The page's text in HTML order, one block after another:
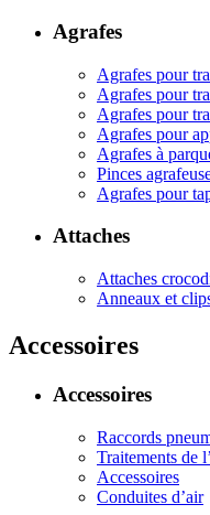
Agrafes
Agrafes pour
Agrafes pour
Agrafes pour
Agrafes pour
Agrafes à
Pinces
Agrafes pour
Attaches
Attaches
Anneaux et
Accessoires
Accessoires
Raccords
Traitements de
Accessoires
Conduites d’air